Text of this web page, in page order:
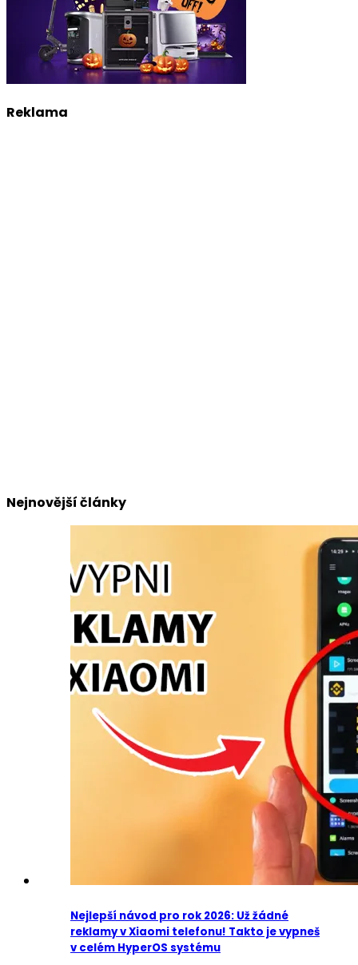
Reklama
Nejnovější články
Nejlepší návod pro rok 2026: Už žádné
reklamy v Xiaomi telefonu! Takto je vypneš
v celém HyperOS systému